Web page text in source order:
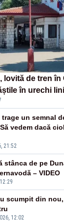
lovită de tren în
în urechi
21:52
un semnal
vedem dacă
stânca de pe
– VIDEO
12:02
scumpit din